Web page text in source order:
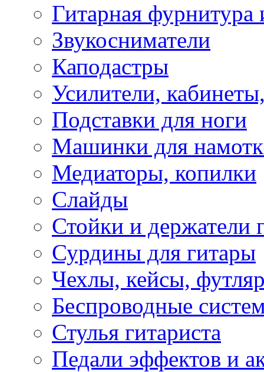
Гитарная фурнитура
Звукосниматели
Каподастры
Усилители,
Подставки для ноги
Машинки для
Медиаторы, копилки
Слайды
Стойки и держатели
Сурдины для гитары
Чехлы, кейсы,
Беспроводные
Стулья гитариста
Педали эффектов и